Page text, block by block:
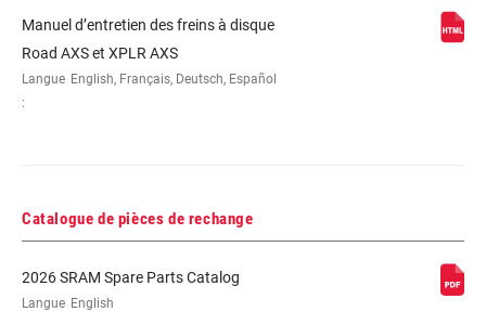
Manuel d’entretien des freins à disque
Road AXS et XPLR AXS
Langue
:
English, Français, Deutsch, Español
Catalogue de pièces de rechange
2026 SRAM Spare Parts Catalog
Langue English